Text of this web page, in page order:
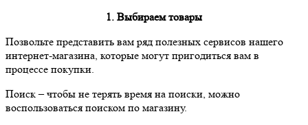
1. Выбираем товары
Позвольте представить вам ряд полезных сервисов нашего
интернет-магазина, которые могут пригодиться вам в
процессе покупки.
Поиск– чтобы не терять время на поиски, можно
воспользоваться поиском по магазину.